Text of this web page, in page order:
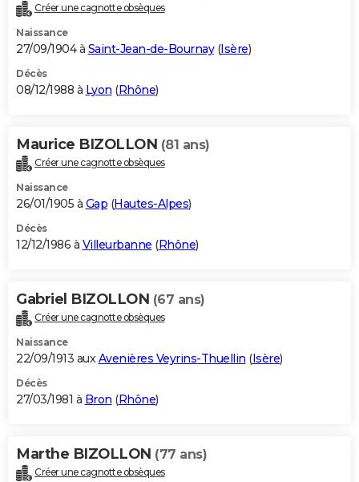
Créer une cagnotte obsèques
Naissance
27/09/1904 à Saint-Jean-de-Bournay(Isère)
Décès
08/12/1988 à Lyon (Rhône)
Maurice BIZOLLON (81 ans)
Créer une cagnotte obsèques
Naissance
26/01/1905 à Gap (Hautes-Alpes)
Décès
12/12/1986 à Villeurbanne (Rhône)
Gabriel BIZOLLON (67 ans)
Créer une cagnotte obsèques
Naissance
22/09/1913 auxAvenières Veyrins-Thuellin (Isère)
Décès
27/03/1981 à Bron (Rhône)
Marthe BIZOLLON (77 ans)
Créer une cagnotte obsèques